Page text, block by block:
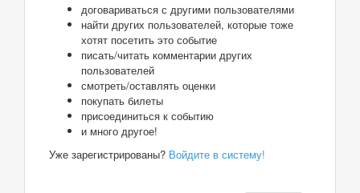
договариваться с другими пользователями
найти других пользователей, которые тоже
хотят посетить это событие
писать/читать комментарии других
пользователей
смотреть/оставлять оценки
покупать билеты
присоединиться к событию
и много другое!
Уже зарегистрированы? Войдите в систему!